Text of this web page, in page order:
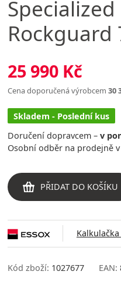
Specialized
Rockguard
25 990 Kč
Cena doporučená výrobcem 30
Skladem - Poslední kus
Doručení dopravcem – v
Osobní odběr na prodejně
PŘIDAT DO KOŠÍKU
Kód zboží: 1027677 EAN: